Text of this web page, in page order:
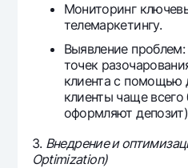
Мониторинг
телемаркетингу.
Выявление
точек
клиента с помощью
клиенты чаще
оформляют
3. Внедрение и
Optimization)